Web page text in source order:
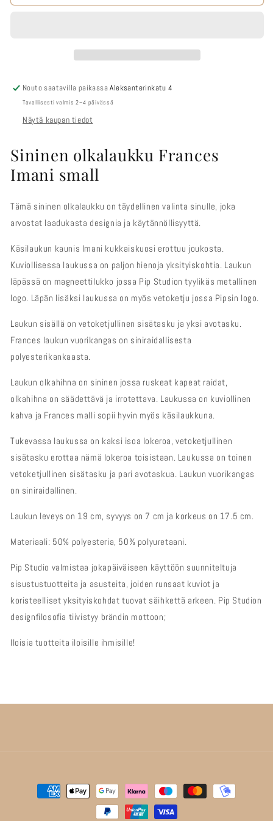
-
-
Nouto saatavilla paikassaAleksanterinkatu 4
Tavallisesti valmis 2–4 päivässä
Näytä kaupan tiedot
Sininen olkalaukku Frances
Imani small
Tämä sininen olkalaukku on täydellinen valinta sinulle, joka
arvostat laadukasta designia ja käytännöllisyyttä.
Käsilaukun kaunis Imani kukkaiskuosi erottuu joukosta.
Kuviollisessa laukussa on paljon hienoja yksityiskohtia. Laukun
läpässä on magneettilukko jossa Pip Studion tyylikäs metallinen
logo. Läpän lisäksi laukussa on myös vetoketju jossa Pipsin logo.
Laukun sisällä on vetoketjullinen sisätasku ja yksi avotasku.
Frances laukun vuorikangas on siniraidallisesta
polyesterikankaasta.
Laukun olkahihna on sininen jossa ruskeat kapeat raidat,
olkahihna on säädettävä ja irrotettava. Laukussa on kuviollinen
kahva ja Frances malli sopii hyvin myös käsilaukkuna.
Tukevassa laukussa on kaksi isoa lokeroa, vetoketjullinen
sisätasku erottaa nämä lokeroa toisistaan. Laukussa on toinen
vetoketjullinen sisätasku ja pari avotaskua. Laukun vuorikangas
on siniraidallinen.
Laukun leveys on 19 cm, syvyys on 7 cm ja korkeus on 17.5 cm.
Materiaali: 50% polyesteria, 50% polyuretaani.
Pip Studio valmistaa jokapäiväiseen käyttöön suunniteltuja
sisustustuotteita ja asusteita, joiden runsaat kuviot ja
koristeelliset yksityiskohdat tuovat säihkettä arkeen. Pip Studion
designfilosofia tiivistyy brändin mottoon;
Iloisia tuotteita iloisille ihmisille!
Maksutavat